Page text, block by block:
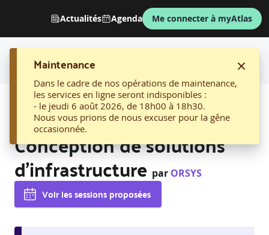
Actualités Agenda Me connecter à myAtlas
Maintenance
Dans le cadre de nos opérations de maintenance,
les services en ligne seront indisponibles :
- le jeudi 6 août 2026, de 18h00 à 18h30.
Nous vous prions de nous excuser pour la gêne
occasionnée.
AFFICHER LE FIL D'ARIANE
14. Microsoft Azure
Conception de solutions
d'infrastructure par ORSYS
Voir les sessions proposées